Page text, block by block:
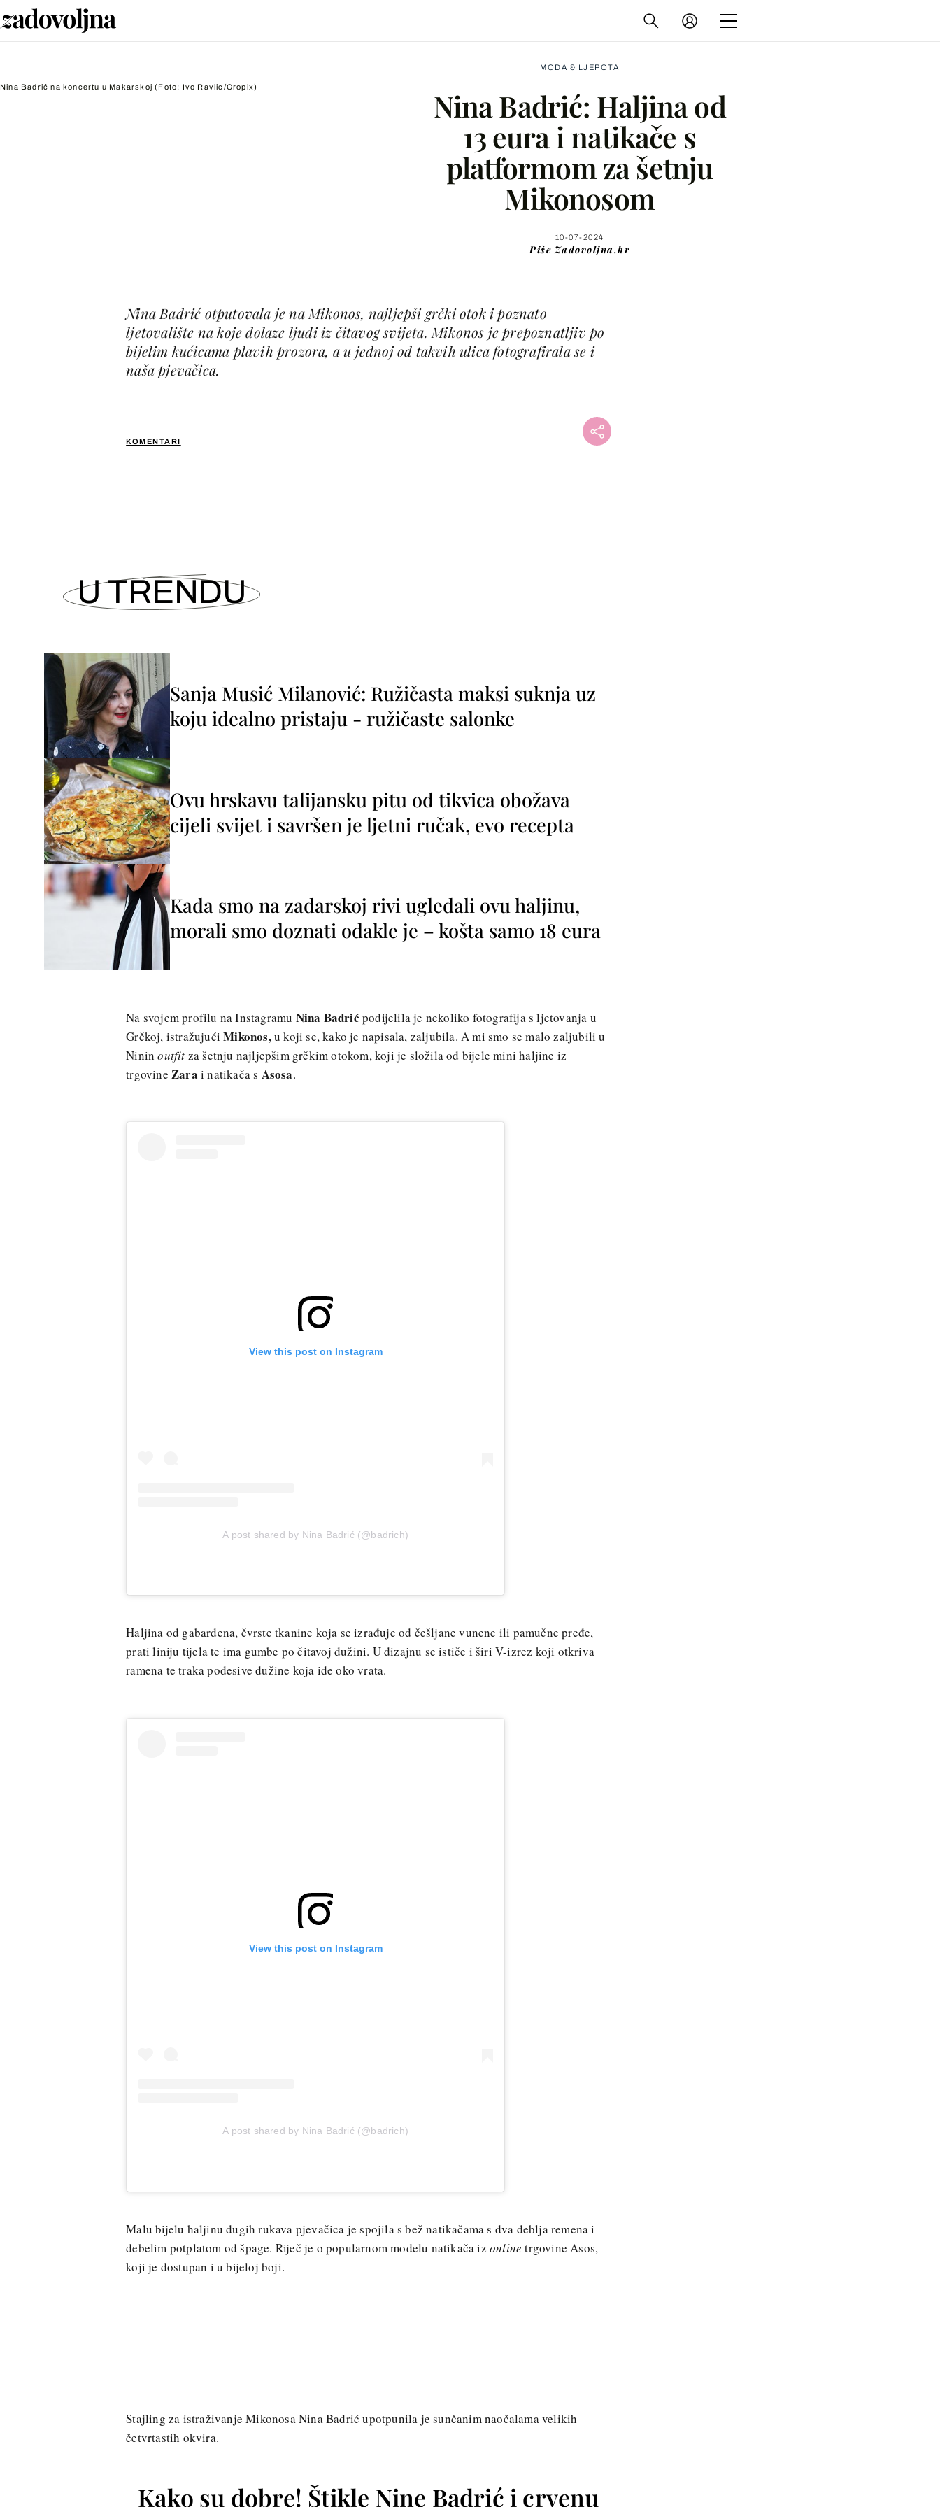
Nina Badrić na koncertu u Makarskoj(Foto: Ivo Ravlic/Cropix)
MODA & LJEPOTA
Nina Badrić: Haljina od
13 eura i natikače s
platformom za šetnju
Mikonosom
10-07-2024
Piše Zadovoljna.hr
KOMENTARI
Nina Badrić otputovala je na Mikonos, najljepši grčki otok i poznato
ljetovalište na koje dolaze ljudi iz čitavog svijeta. Mikonos je prepoznatljiv po
bijelim kućicama plavih prozora, a u jednoj od takvih ulica fotografirala se i
naša pjevačica.
Facebook
U TRENDU
Sanja Musić Milanović: Ružičasta maksi suknja uz
koju idealno pristaju - ružičaste salonke
Ovu hrskavu talijansku pitu od tikvica obožava
cijeli svijet i savršen je ljetni ručak, evo recepta
Kada smo na zadarskoj rivi ugledali ovu haljinu,
morali smo doznati odakle je – košta samo 18 eura
Na svojem profilu na Instagramu Nina Badrić podijelila je nekoliko fotografija s ljetovanja u
Grčkoj, istražujućiMikonos,u koji se, kako je napisala, zaljubila. A mi smo se malo zaljubili u
Nininoutfit za šetnju najljepšim grčkim otokom, koji je složila od bijele mini haljine iz
trgovine Zara i natikača s Asosa.
View this post on Instagram
A post shared by Nina Badrić (@badrich)
Haljina od gabardena, čvrste tkanine koja se izrađuje od češljane vunene ili pamučne pređe,
prati liniju tijela te ima gumbe po čitavoj dužini. U dizajnu se ističe i širi V-izrez koji otkriva
ramena te traka podesive dužine koja ide oko vrata.
View this post on Instagram
A post shared by Nina Badrić (@badrich)
Malu bijelu haljinu dugih rukava pjevačica je spojila s bež natikačama s dva deblja remena i
debelim potplatom od špage. Riječ je o popularnom modelu natikača iz onlinetrgovine Asos,
koji je dostupan i u bijeloj boji.
Stajling za istraživanje Mikonosa Nina Badrić upotpunila je sunčanim naočalama velikih
četvrtastih okvira.
Kako su dobre! Štikle Nine Badrić i crvenu